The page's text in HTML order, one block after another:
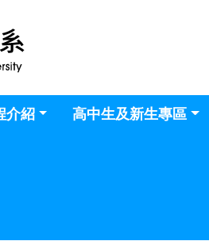
介紹 高中生及新生專區